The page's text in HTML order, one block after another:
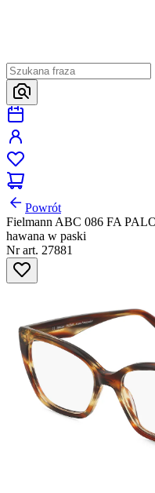
Powrót
Fielmann ABC 086 FA
hawana w paski
Nr art. 27881